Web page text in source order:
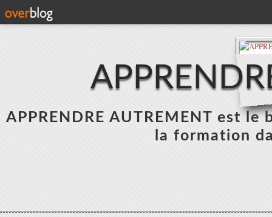
APPRENDRE AUTREMENT est
la formation